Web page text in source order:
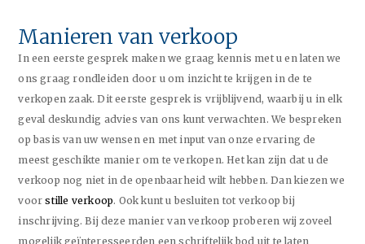
Manieren van verkoop
In een eerste gesprek maken we graag kennis met u en laten we
ons graag rondleiden door u om inzicht te krijgen in de te
verkopen zaak. Dit eerste gesprek is vrijblijvend, waarbij u in elk
geval deskundig advies van ons kunt verwachten. We bespreken
op basis van uw wensen en met input van onze ervaring de
meest geschikte manier om te verkopen. Het kan zijn dat u de
verkoop nog niet in de openbaarheid wilt hebben. Dan kiezen we
voorstille verkoop. Ook kunt u besluiten tot verkoop bij
inschrijving. Bij deze manier van verkoop proberen wij zoveel
mogelijk geïnteresseerden een schriftelijk bod uit te laten